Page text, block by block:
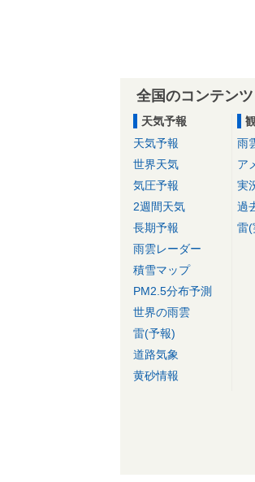
全国のコンテンツ
天気予報
天気予報
世界天気
気圧予報
2週間天気
長期予報
雨雲レーダー
積雪マップ
PM2.5分布予測
世界の雨雲
雷(予報)
道路気象
黄砂情報
雨
ア
実
過
雷(